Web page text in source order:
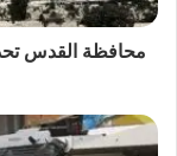
محافظة القدس